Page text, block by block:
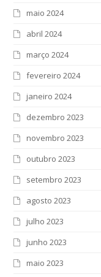
maio 2024
abril 2024
março 2024
fevereiro 2024
janeiro 2024
dezembro 2023
novembro 2023
outubro 2023
setembro 2023
agosto 2023
julho 2023
junho 2023
maio 2023